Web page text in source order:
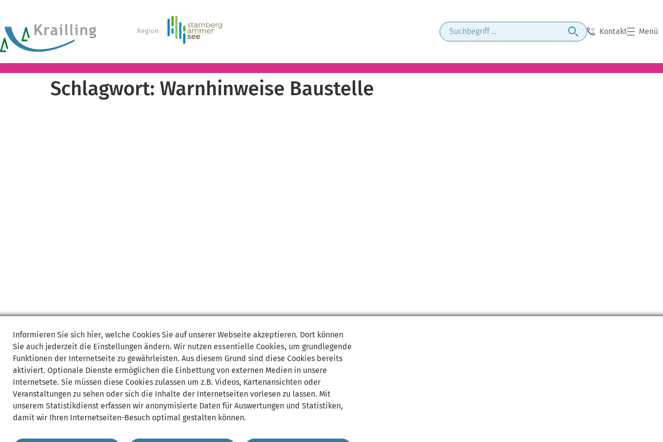
Kontakt Menü
Schlagwort: Warnhinweise Baustelle
Informieren Sie sich hier, welche Cookies Sie auf unserer Webseite akzeptieren. Dort können
Sie auch jederzeit die Einstellungen ändern. Wir nutzen essentielle Cookies, um grundlegende
Funktionen der Internetseite zu gewährleisten. Aus diesem Grund sind diese Cookies bereits
aktiviert. Optionale Dienste ermöglichen die Einbettung von externen Medien in unsere
Internetsete. Sie müssen diese Cookies zulassen um z.B. Videos, Kartenansichten oder
Veranstaltungen zu sehen oder sich die Inhalte der Internetseiten vorlesen zu lassen. Mit
unserem Statistikdienst erfassen wir anonymisierte Daten für Auswertungen und Statistiken,
damit wir Ihren Internetseiten-Besuch optimal gestalten können.